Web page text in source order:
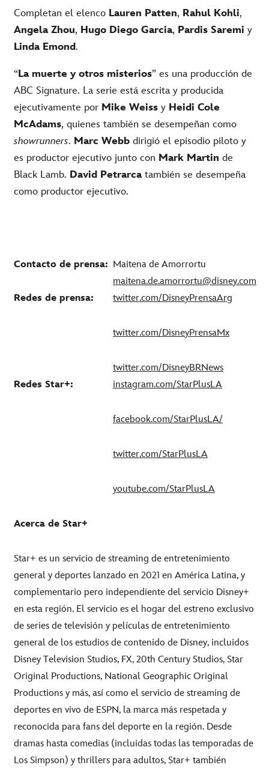
Completan el elenco Lauren Patten, Rahul Kohli,
Angela Zhou, Hugo Diego Garcia, Pardis Saremi y
Linda Emond.
“La muerte y otros misterios” es una producción de
ABC Signature. La serie está escrita y producida
ejecutivamente por Mike Weiss y Heidi Cole
McAdams, quienes también se desempeñan como
showrunners. Marc Webb dirigió el episodio piloto y
es productor ejecutivo junto con Mark Martin de
Black Lamb. David Petrarcatambién se desempeña
como productor ejecutivo.
Contacto de prensa: Maitena de Amorrortu
maitena.de.amorrortu@disney.com
Redes de prensa:
twitter.com/DisneyPrensaArg
twitter.com/DisneyPrensaMx
twitter.com/DisneyBRNews
Redes Star+:
instagram.com/StarPlusLA
facebook.com/StarPlusLA/
twitter.com/StarPlusLA
youtube.com/StarPlusLA
Acerca de Star+
Star+ es un servicio de streaming de entretenimiento
general y deportes lanzado en 2021 en América Latina, y
complementario pero independiente del servicio Disney+
en esta región. El servicio es el hogar del estreno exclusivo
de series de televisión y películas de entretenimiento
general de los estudios de contenido de Disney, incluidos
Disney Television Studios, FX, 20th Century Studios, Star
Original Productions, National Geographic Original
Productions y más, así como el servicio de streaming de
deportes en vivo de ESPN, la marca más respetada y
reconocida para fans del deporte en la región. Desde
dramas hasta comedias (incluidas todas las temporadas de
Los Simpson) y thrillers para adultos, Star+ también